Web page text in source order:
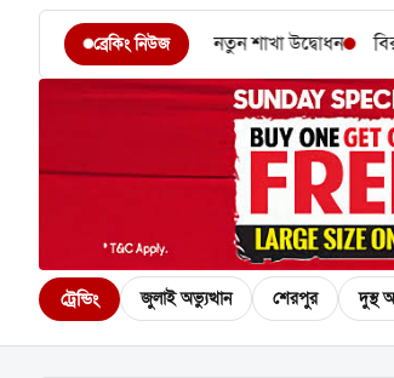
ব্রেকিং নিউজ
সার্ভিসের নতুন শাখা উদ্বোধন বিরল রোগে অসহায়
ট্রেন্ডিং জুলাই অভ্যুত্থান শেরপুর দুস্থ